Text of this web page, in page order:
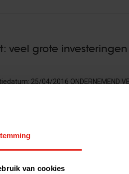
van cookies
veel grote
25/04/2016 ONDERNEMEND
INTERESSANT VOOR
bericht >